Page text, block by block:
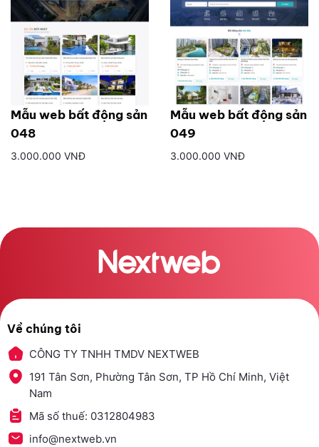
Mẫu web bất động sản
048
3.000.000 VNĐ
Mẫu web bất động sản
049
3.000.000 VNĐ
Về chúng tôi
CÔNG TY TNHH TMDV NEXTWEB
191 Tân Sơn, Phường Tân Sơn, TP Hồ Chí Minh, Việt
Nam
Mã số thuế: 0312804983
info@nextweb.vn